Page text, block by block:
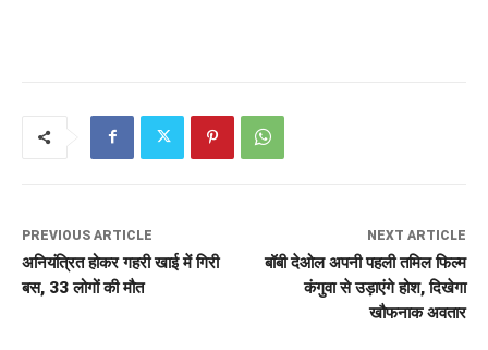
PREVIOUS ARTICLE
अनियंत्रित होकर गहरी खाई में गिरी
बस, 33 लोगों की मौत
NEXT ARTICLE
बॉबी देओल अपनी पहली तमिल फिल्म
कंगुवा से उड़ाएंगे होश, दिखेगा
खौफनाक अवतार